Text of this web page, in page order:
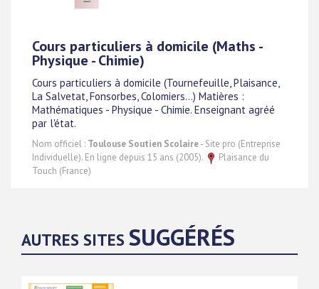
Cours particuliers à domicile (Maths -
Physique - Chimie)
Cours particuliers à domicile (Tournefeuille, Plaisance,
La Salvetat, Fonsorbes, Colomiers...) Matières :
Mathématiques - Physique - Chimie. Enseignant agréé
par l'état.
Nom officiel : Toulouse Soutien Scolaire- Site pro (Entreprise
Individuelle). En ligne depuis 15 ans (2005).
Plaisance du
Touch (France)
AUTRES SITES SUGGÉRÉS